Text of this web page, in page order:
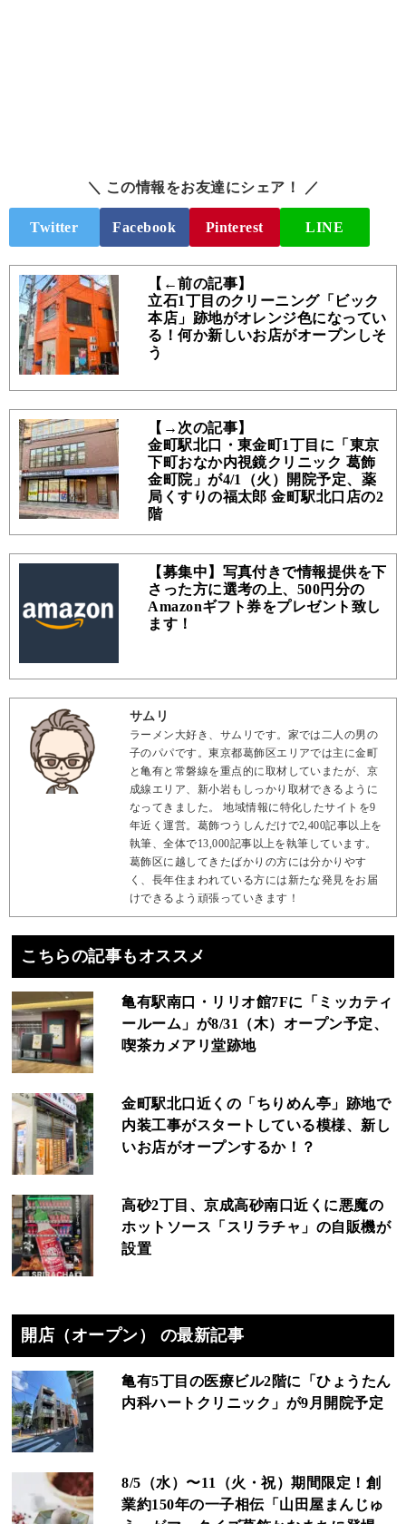
＼ この情報をお友達にシェア！ ／
Twitter Facebook Pinterest LINE
【←前の記事】
立石1丁目のクリーニング「ビック
本店」跡地がオレンジ色になってい
る！何か新しいお店がオープンしそ
う
【→次の記事】
金町駅北口・東金町1丁目に「東京
下町おなか内視鏡クリニック 葛飾
金町院」が4/1（火）開院予定、薬
局くすりの福太郎 金町駅北口店の2
階
【募集中】写真付きで情報提供を下
さった方に選考の上、500円分の
Amazonギフト券をプレゼント致し
ます！
サムリ
ラーメン大好き、サムリです。家では二人の男の
子のパパです。東京都葛飾区エリアでは主に金町
と亀有と常磐線を重点的に取材していまたが、京
成線エリア、新小岩もしっかり取材できるように
なってきました。 地域情報に特化したサイトを9
年近く運営。葛飾つうしんだけで2,400記事以上を
執筆、全体で13,000記事以上を執筆しています。
葛飾区に越してきたばかりの方には分かりやす
く、長年住まわれている方には新たな発見をお届
けできるよう頑張っていきます！
こちらの記事もオススメ
亀有駅南口・リリオ館7Fに「ミッカティ
ールーム」が8/31（木）オープン予定、
喫茶カメアリ堂跡地
金町駅北口近くの「ちりめん亭」跡地で
内装工事がスタートしている模様、新し
いお店がオープンするか！？
高砂2丁目、京成高砂南口近くに悪魔の
ホットソース「スリラチャ」の自販機が
設置
開店（オープン） の最新記事
亀有5丁目の医療ビル2階に「ひょうたん
内科ハートクリニック」が9月開院予定
8/5（水）〜11（火・祝）期間限定！創
業約150年の一子相伝「山田屋まんじゅ